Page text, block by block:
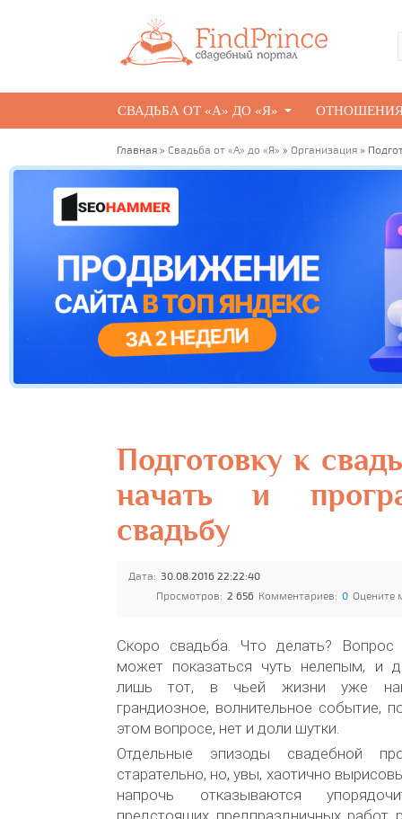
СВАДЬБА ОТ «А» ДО «Я»
Главная » Свадьба от «А» до «Я» » Организация »
Подготовку к
начать и
свадьбу
Дата: 30.08.2016 22:22:40
Просмотров: 2 656 Комментариев: 0 Оцените
Скоро свадьба. Что делать?
может показаться чуть нелепым,
лишь тот, в чьей жизни уже
грандиозное, волнительное событие,
этом вопросе, нет и доли шутки.
Отдельные эпизоды свадебной
старательно, но, увы, хаотично
напрочь отказываются
предстоящих предпраздничных работ